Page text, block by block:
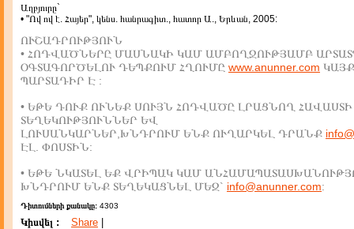
Աղբյուրը`
• "Ով ով է. Հայեր", կենս. հանրագիտ., հատոր Ա., Երևան, 2005:
ՈՒՇԱԴՐՈՒԹՅՈՒՆ
• ՀՈԴՎԱԾՆԵՐԸ ՄԱՍՆԱԿԻ ԿԱՄ ԱՄԲՈՂՋՈՒԹՅԱՄԲ
ՕԳՏԱԳՈՐԾԵԼՈՒ ԴԵՊՔՈՒՄ ՀՂՈՒՄԸ www.anunner.com
ՊԱՐՏԱԴԻՐ Է :
• ԵԹԵ ԴՈՒՔ ՈՒՆԵՔ ՍՈՒՅՆ ՀՈԴՎԱԾԸ ԼՐԱՑՆՈՂ ՀԱՎԱՍՏԻ
ՏԵՂԵԿՈՒԹՅՈՒՆՆԵՐ ԵՎ
ԼՈՒՍԱՆԿԱՐՆԵՐ,ԽՆԴՐՈՒՄ ԵՆՔ ՈՒՂԱՐԿԵԼ ԴՐԱՆՔ
ԷԼ. ՓՈՍՏԻՆ:
• ԵԹԵ ՆԿԱՏԵԼ ԵՔ ՎՐԻՊԱԿ ԿԱՄ
ԽՆԴՐՈՒՄ ԵՆՔ ՏԵՂԵԿԱՑՆԵԼ ՄԵԶ` info@anunner.com:
Դիտումների քանակը: 4303
Կիսվել : Share